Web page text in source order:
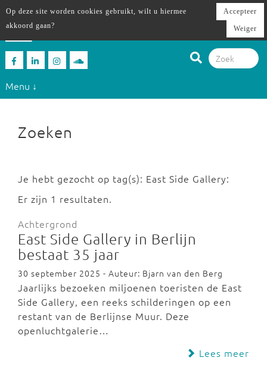
Menu ↓
Zoeken
Je hebt gezocht op tag(s): East Side Gallery:
Er zijn 1 resultaten.
Achtergrond
East Side Gallery in Berlijn
bestaat 35 jaar
30 september 2025 - Auteur: Bjarn van den Berg
Jaarlijks bezoeken miljoenen toeristen de East
Side Gallery, een reeks schilderingen op een
restant van de Berlijnse Muur. Deze
openluchtgalerie…
Lees meer
Op deze site worden cookies gebruikt, wilt u hiermee
akkoord gaan?
Accepteer
Weiger